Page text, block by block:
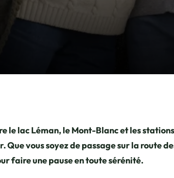
le lac Léman, le Mont-Blanc et les
Que vous soyez de passage sur la route
faire une pause en toute sérénité.